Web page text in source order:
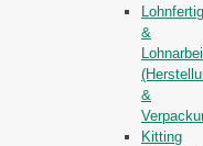
&
&
Kitting